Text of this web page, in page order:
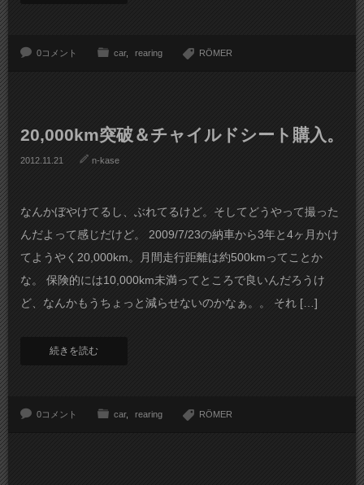
0コメント car rearing RÖMER
20,000km突破＆チャイルドシート購入。
2012.11.21 n-kase
なんかぼやけてるし、ぶれてるけど。そしてどうやって撮った
んだよって感じだけど。 2009/7/23の納車から3年と4ヶ月かけ
てようやく20,000km。月間走行距離は約500kmってことか
な。 保険的には10,000km未満ってところで良いんだろうけ
ど、なんかもうちょっと減らせないのかなぁ。。 それ […]
続きを読む
0コメント car rearing RÖMER